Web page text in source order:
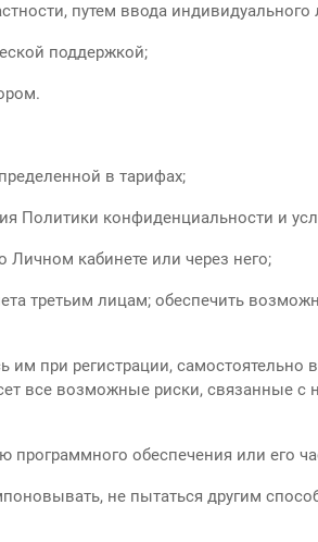
путем ввода индивидуального
поддержкой;
в тарифах;
Политики конфиденциальности и
Личном кабинете или через него;
третьим лицам; обеспечить
при регистрации, самостоятельно
все возможные риски, связанные
обеспечения или его
не пытаться другим